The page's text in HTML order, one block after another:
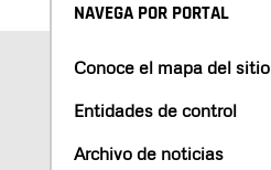
NAVEGA POR PORTAL
Conoce el mapa del sitio
Entidades de control
Archivo de noticias